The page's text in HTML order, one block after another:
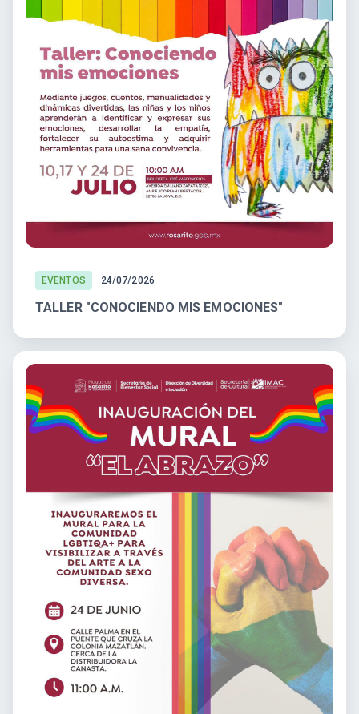
EVENTOS 24/07/2026
TALLER "CONOCIENDO MIS EMOCIONES"